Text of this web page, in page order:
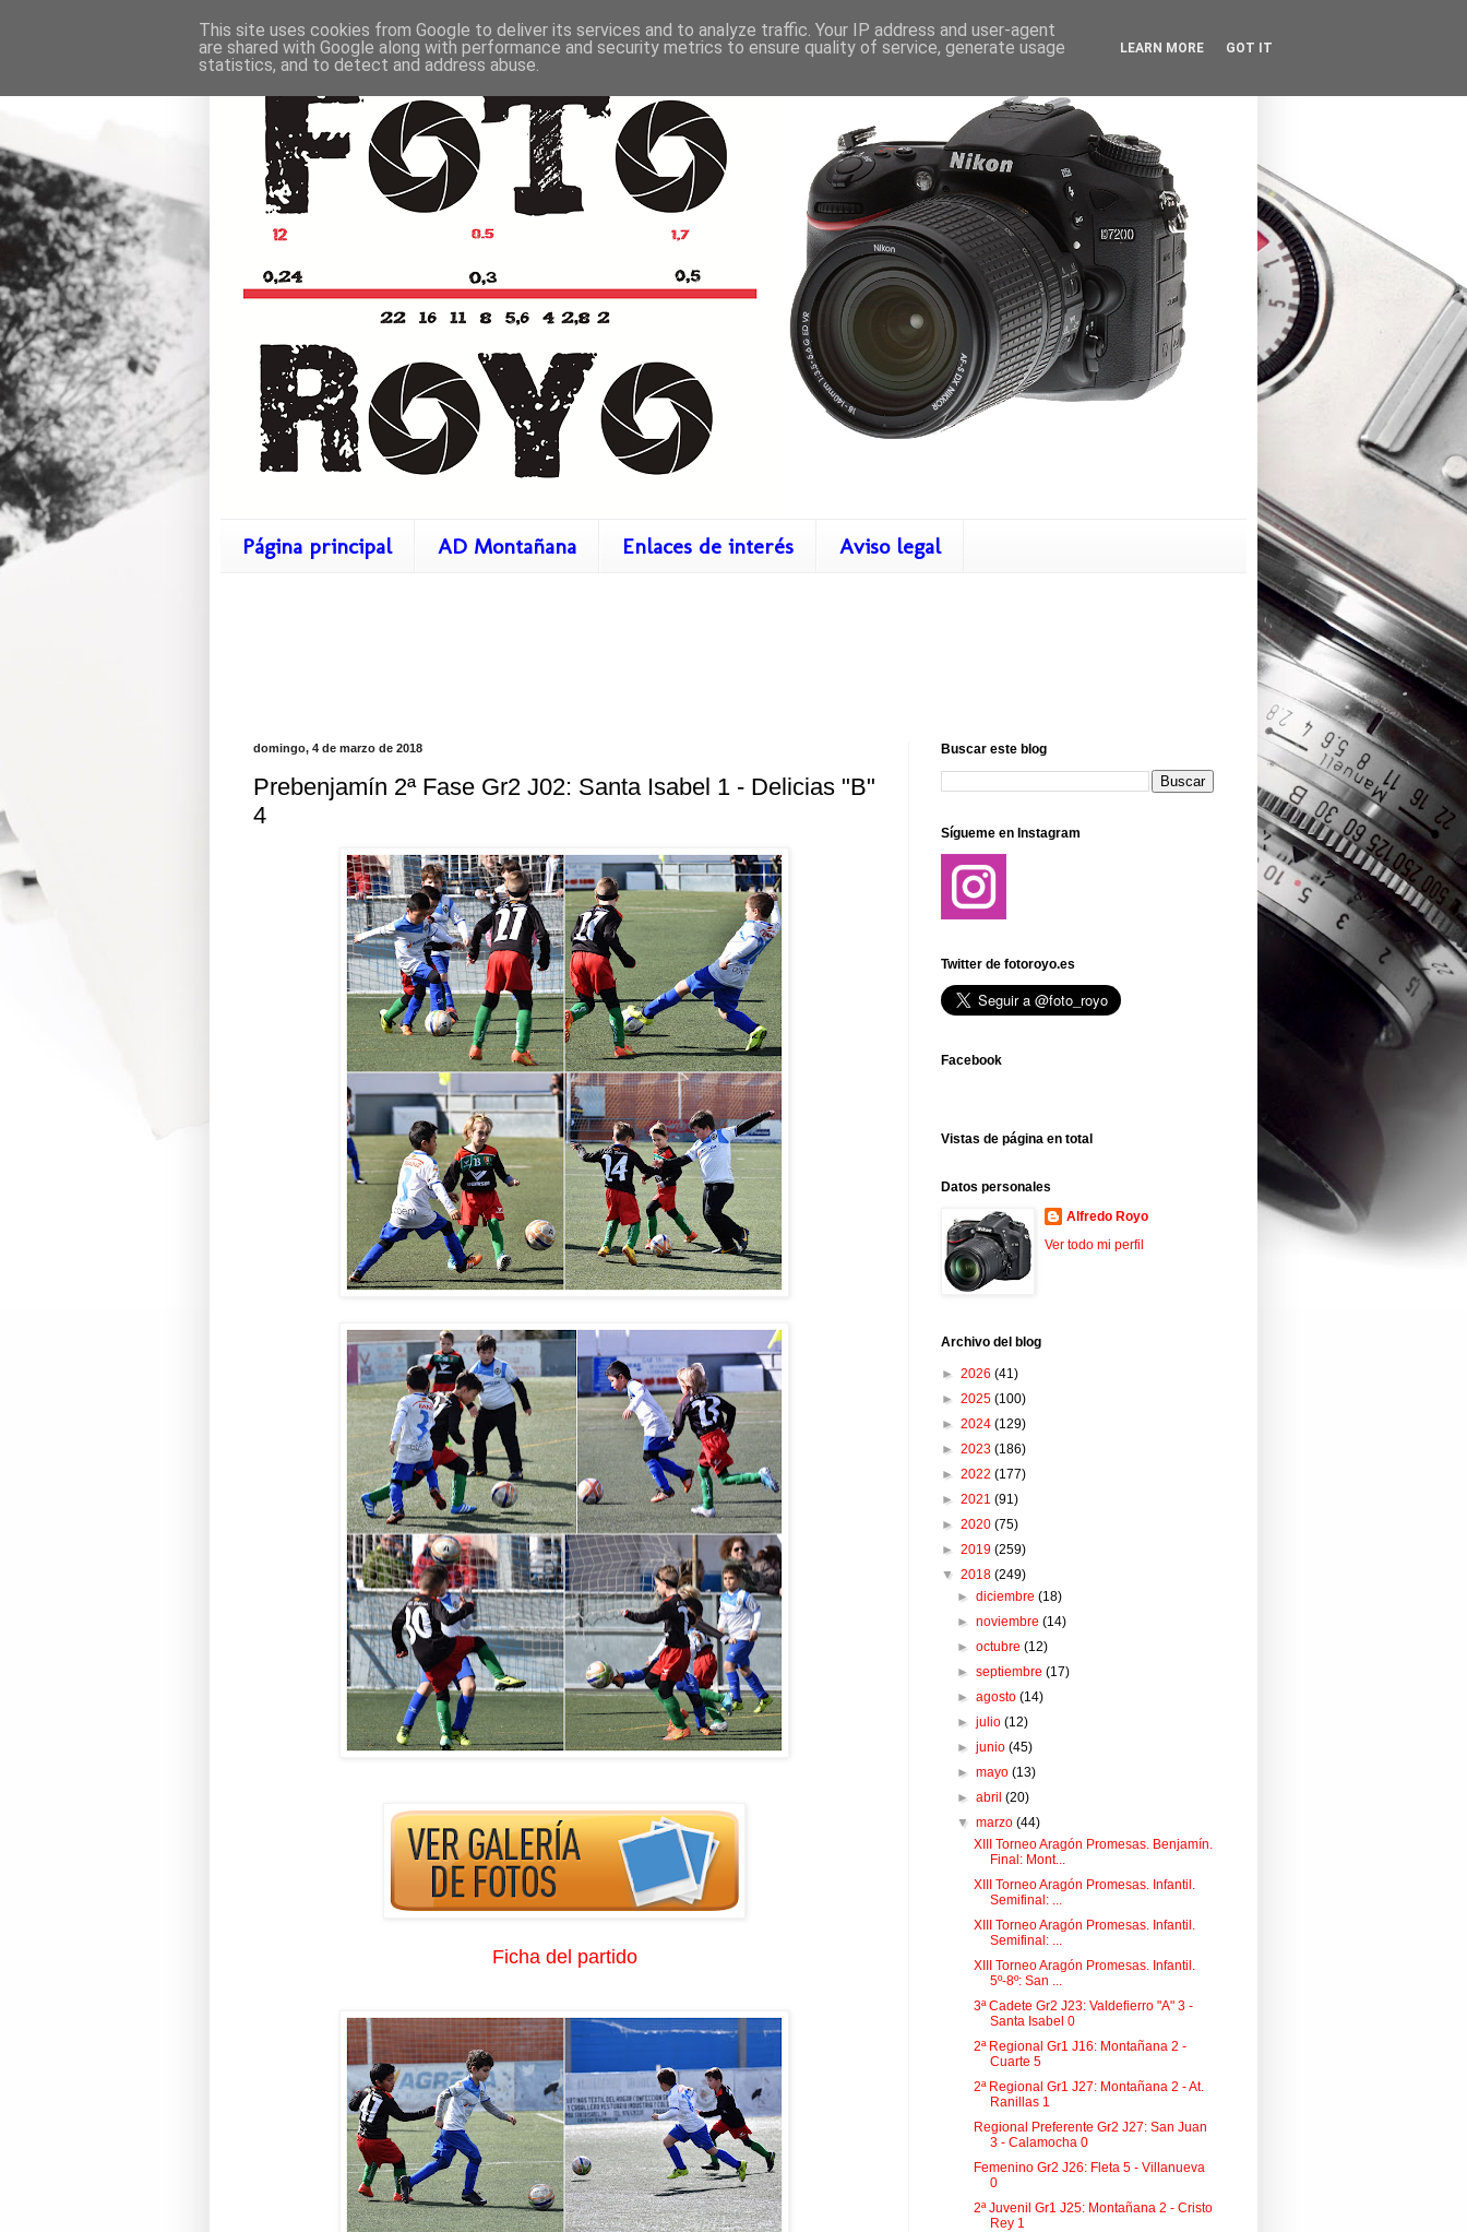
Página principal AD Montañana Enlaces de interés Aviso legal
domingo, 4 de marzo de 2018
Prebenjamín 2ª Fase Gr2 J02: Santa Isabel 1 - Delicias "B"
4
Ficha del partido
Buscar este blog
Sígueme en Instagram
Twitter de fotoroyo.es
Facebook
Vistas de página en total
Datos personales
Alfredo Royo
Ver todo mi perfil
Archivo del blog
► 2026 (41)
► 2025 (100)
► 2024 (129)
► 2023 (186)
► 2022 (177)
► 2021 (91)
► 2020 (75)
► 2019 (259)
▼ 2018 (249)
►diciembre(18)
►noviembre(14)
►octubre(12)
►septiembre(17)
►agosto(14)
►julio(12)
►junio(45)
►mayo(13)
►abril(20)
▼marzo(44)
XIII Torneo Aragón Promesas. Benjamín.
Final: Mont...
XIII Torneo Aragón Promesas. Infantil.
Semifinal: ...
XIII Torneo Aragón Promesas. Infantil.
Semifinal: ...
XIII Torneo Aragón Promesas. Infantil.
5º-8º: San ...
3ª Cadete Gr2 J23: Valdefierro "A" 3 -
Santa Isabel 0
2ª Regional Gr1 J16: Montañana 2 -
Cuarte 5
2ª Regional Gr1 J27: Montañana 2 - At.
Ranillas 1
Regional Preferente Gr2 J27: San Juan
3 - Calamocha 0
Femenino Gr2 J26: Fleta 5 - Villanueva
0
2ª Juvenil Gr1 J25: Montañana 2 - Cristo
Rey 1
This site uses cookies from Google to deliver its services and to analyze traffic. Your IP address and user-agent
are shared with Google along with performance and security metrics to ensure quality of service, generate usage
statistics, and to detect and address abuse.
LEARN MORE GOT IT